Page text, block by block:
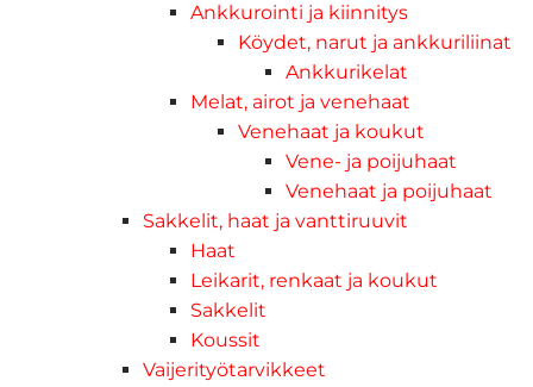
Ankkurointi ja kiinnitys
Köydet, narut ja ankkuriliinat
Ankkurikelat
Melat, airot ja venehaat
Venehaat ja koukut
Vene- ja poijuhaat
Venehaat ja poijuhaat
Sakkelit, haat ja vanttiruuvit
Haat
Leikarit, renkaat ja koukut
Sakkelit
Koussit
Vaijerityötarvikkeet